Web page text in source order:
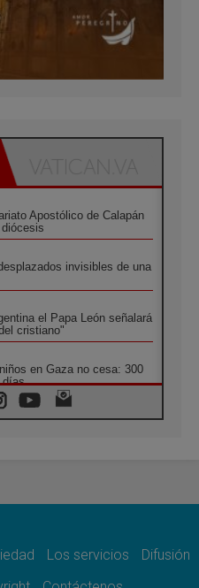
Apostólico de Calapán
invisibles de una
el Papa León señalará
cristiano"
en Gaza no cesa: 300
días
desfigura el mundo, solo la
del Evangelio
Los servicios
Difusión